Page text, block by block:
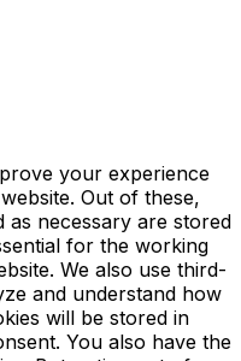
your experience
Out of these,
as necessary are stored
for the working
We also use third-
and understand how
will be stored in
You also have the